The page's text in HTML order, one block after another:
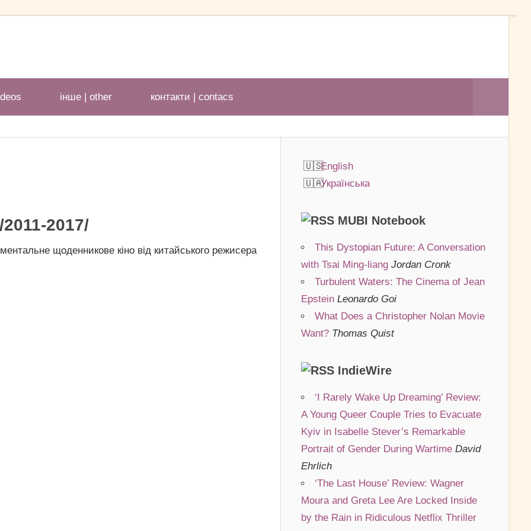
Search
іншe | other контакти | contacs
2017/
щоденникове кіно від китайського режисера
English
Українська
MUBI Notebook
This Dystopian Future: A Conversation
with Tsai Ming-liang Jordan Cronk
Turbulent Waters: The Cinema of Jean
Epstein Leonardo Goi
What Does a Christopher Nolan Movie
Want? Thomas Quist
IndieWire
‘I Rarely Wake Up Dreaming’ Review:
A Young Queer Couple Tries to Evacuate
Kyiv in Isabelle Stever’s Remarkable
Portrait of Gender During Wartime David
Ehrlich
‘The Last House’ Review: Wagner
Moura and Greta Lee Are Locked Inside
by the Rain in Ridiculous Netflix Thriller